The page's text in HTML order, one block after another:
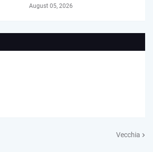
August 05, 2026
Vecchia